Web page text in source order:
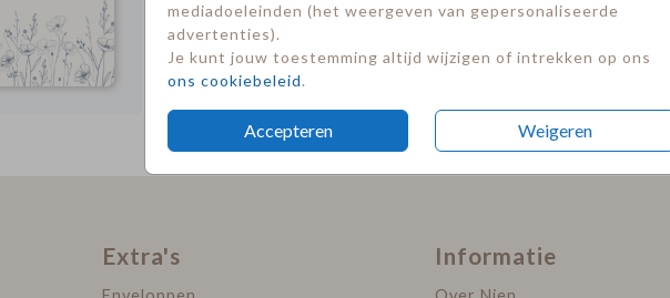
mediadoeleinden (het weergeven van gepersonaliseerde
advertenties).
Je kunt jouw toestemming altijd wijzigen of intrekken op ons
ons cookiebeleid.
Accepteren Weigeren
Extra's Informatie